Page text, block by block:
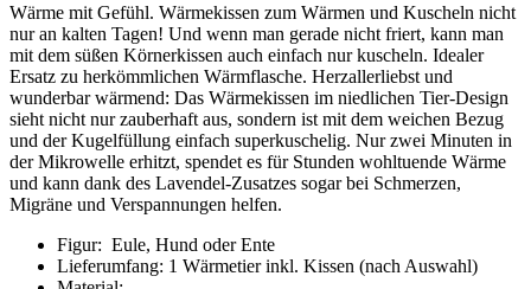
Wärme mit Gefühl. Wärmekissen zum Wärmen und Kuscheln nicht
nur an kalten Tagen! Und wenn man gerade nicht friert, kann man
mit dem süßen Körnerkissen auch einfach nur kuscheln. Idealer
Ersatz zu herkömmlichen Wärmflasche. Herzallerliebst und
wunderbar wärmend: Das Wärmekissen im niedlichen Tier-Design
sieht nicht nur zauberhaft aus, sondern ist mit dem weichen Bezug
und der Kugelfüllung einfach superkuschelig. Nur zwei Minuten in
der Mikrowelle erhitzt, spendet es für Stunden wohltuende Wärme
und kann dank des Lavendel-Zusatzes sogar bei Schmerzen,
Migräne und Verspannungen helfen.
Figur: Eule, Hund oder Ente
Lieferumfang: 1 Wärmetier inkl. Kissen (nach Auswahl)